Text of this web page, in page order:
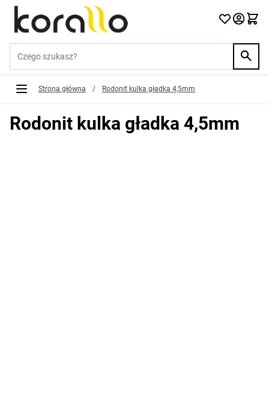
Przejdź do treści
Strona główna / Rodonit kulka gładka 4,5mm
Rodonit kulka gładka 4,5mm